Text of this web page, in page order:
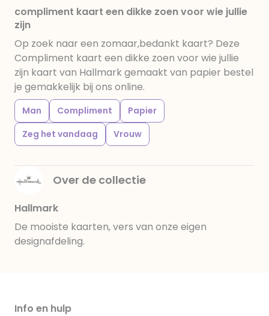
compliment kaart een dikke zoen voor wie jullie
zijn
Op zoek naar een zomaar,bedankt kaart? Deze
Compliment kaart een dikke zoen voor wie jullie
zijn kaart van Hallmark gemaakt van papier bestel
je gemakkelijk bij ons online.
Man Compliment
Papier
Zeg het vandaag
Vrouw
Over de collectie
Hallmark
De mooiste kaarten, vers van onze eigen
designafdeling.
Info en hulp